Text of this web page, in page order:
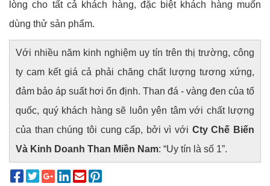
lòng cho tất cả khách hàng, đặc biệt khách hàng muốn
dùng thử sản phẩm.
Với nhiều năm kinh nghiệm uy tín trên thị trường, công
ty cam kết giá cả phải chăng chất lượng tương xứng,
đảm bảo áp suất hơi ổn định. Than đá - vàng đen của tổ
quốc, quý khách hàng sẽ luôn yên tâm với chất lượng
của than chúng tôi cung cấp, bởi vì với Cty Chế Biến
Và Kinh Doanh Than Miền Nam: “Uy tín là số 1”.